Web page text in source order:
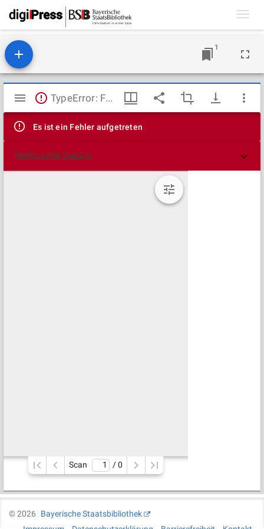
1
Mirador
Viewer
TypeError: Failed to fetch
Es ist ein Fehler aufgetreten
Technische Details
Scan / 0
©2026
Bayerische Staatsbibliothek